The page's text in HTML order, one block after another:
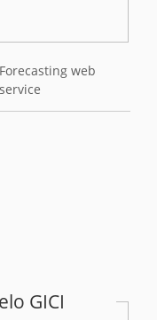
Forecasting web
service
GICI